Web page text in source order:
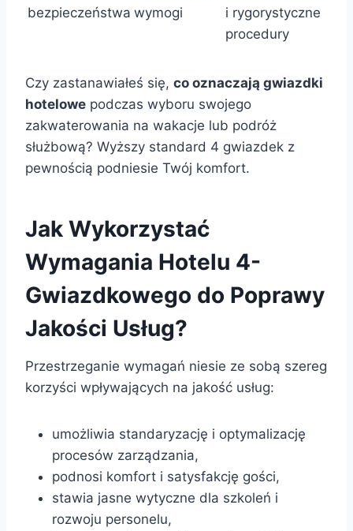
bezpieczeństwa wymogi
i rygorystyczne
procedury
Czy zastanawiałeś się, co oznaczają gwiazdki
hotelowe podczas wyboru swojego
zakwaterowania na wakacje lub podróż
służbową? Wyższy standard 4 gwiazdek z
pewnością podniesie Twój komfort.
Jak Wykorzystać
Wymagania Hotelu 4-
Gwiazdkowego do Poprawy
Jakości Usług?
Przestrzeganie wymagań niesie ze sobą szereg
korzyści wpływających na jakość usług:
umożliwia standaryzację i optymalizację
procesów zarządzania,
podnosi komfort i satysfakcję gości,
stawia jasne wytyczne dla szkoleń i
rozwoju personelu,